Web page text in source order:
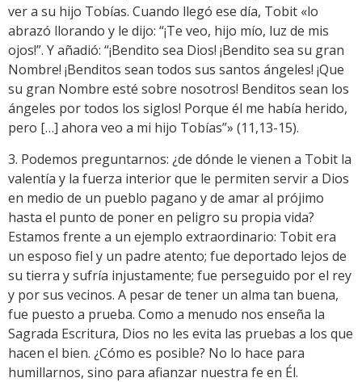
ver a su hijo Tobías. Cuando llegó ese día, Tobit «lo
abrazó llorando y le dijo: “¡Te veo, hijo mío, luz de mis
ojos!”. Y añadió: “¡Bendito sea Dios! ¡Bendito sea su gran
Nombre! ¡Benditos sean todos sus santos ángeles! ¡Que
su gran Nombre esté sobre nosotros! Benditos sean los
ángeles por todos los siglos! Porque él me había herido,
pero […] ahora veo a mi hijo Tobías”» (11,13-15).
3. Podemos preguntarnos: ¿de dónde le vienen a Tobit la
valentía y la fuerza interior que le permiten servir a Dios
en medio de un pueblo pagano y de amar al prójimo
hasta el punto de poner en peligro su propia vida?
Estamos frente a un ejemplo extraordinario: Tobit era
un esposo fiel y un padre atento; fue deportado lejos de
su tierra y sufría injustamente; fue perseguido por el rey
y por sus vecinos. A pesar de tener un alma tan buena,
fue puesto a prueba. Como a menudo nos enseña la
Sagrada Escritura, Dios no les evita las pruebas a los que
hacen el bien. ¿Cómo es posible? No lo hace para
humillarnos, sino para afianzar nuestra fe en Él.